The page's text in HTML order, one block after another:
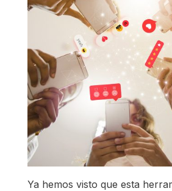
Ya hemos visto que esta